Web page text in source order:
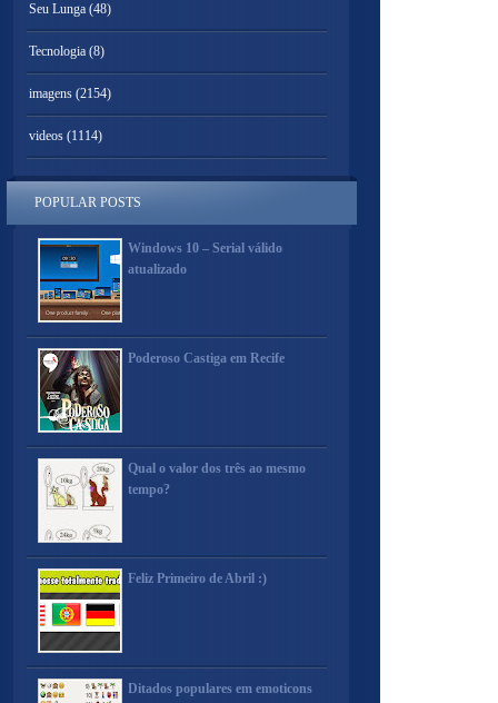
Seu Lunga (48)
Tecnologia (8)
imagens (2154)
videos (1114)
POPULAR POSTS
Windows 10 – Serial válido
atualizado
Poderoso Castiga em Recife
Qual o valor dos três ao mesmo
tempo?
Feliz Primeiro de Abril :)
Ditados populares em emoticons